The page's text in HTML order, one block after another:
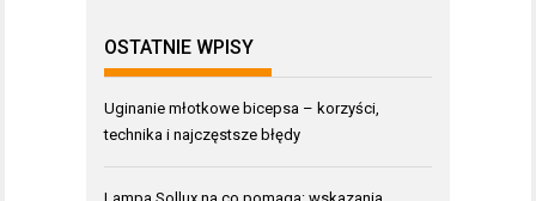
OSTATNIE WPISY
Uginanie młotkowe bicepsa – korzyści,
technika i najczęstsze błędy